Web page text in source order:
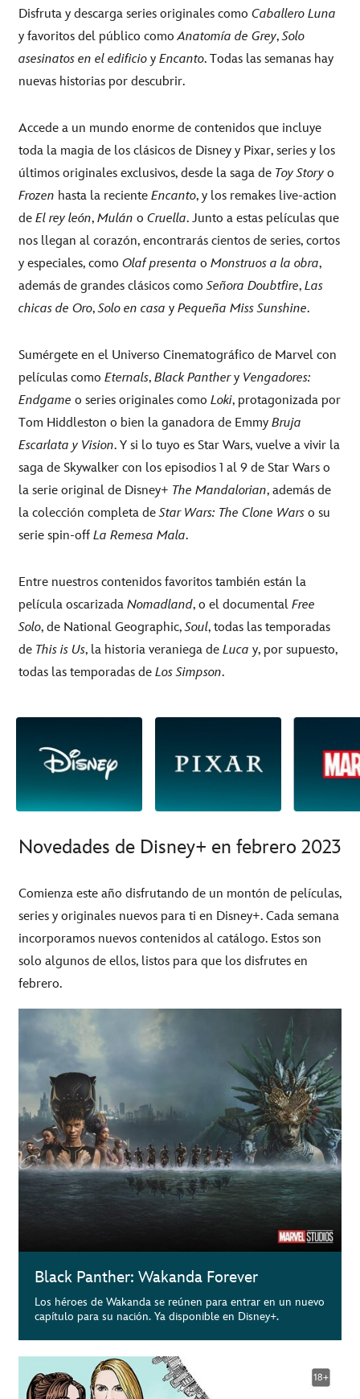
Disfruta y descarga series originales como Caballero Luna
y favoritos del público comoAnatomía de Grey,Solo
asesinatos en el edificio y Encanto. Todas las semanas hay
nuevas historias por descubrir.
Accede a un mundo enorme de contenidos que incluye
toda la magia de los clásicos de Disney y Pixar, series y los
últimos originales exclusivos, desde la saga de Toy Story o
Frozen hasta la reciente Encanto, y los remakes live-action
de El rey león, Mulán o Cruella. Junto a estas películas que
nos llegan al corazón, encontrarás cientos de series, cortos
y especiales, como Olaf presenta o Monstruos a la obra,
además de grandes clásicos comoSeñora Doubtfire, Las
chicas de Oro,Solo en casa y Pequeña Miss Sunshine.
Sumérgete en el Universo Cinematográfico de Marvel con
películas como Eternals, Black Panthery Vengadores:
Endgame o series originales como Loki, protagonizada por
Tom Hiddleston o bien la ganadora de Emmy Bruja
Escarlata y Vision. Y si lo tuyo es Star Wars, vuelve a vivir la
saga de Skywalker con los episodios 1 al 9 de Star Wars o
la serie original de Disney+ The Mandalorian, además de
la colección completa deStar Wars: The Clone Wars o su
serie spin-off La Remesa Mala.
Entre nuestros contenidos favoritos también están la
película oscarizada Nomadland, o el documental Free
Solo, de National Geographic,Soul, todas las temporadas
de This is Us, la historia veraniega de Luca y, por supuesto,
todas las temporadas de Los Simpson.
Novedades de Disney+ en febrero 2023
Comienza este año disfrutando de un montón de películas,
series y originales nuevos para ti en Disney+. Cada semana
incorporamos nuevos contenidos al catálogo. Estos son
solo algunos de ellos, listos para que los disfrutes en
febrero.
Black Panther: Wakanda Forever
Los héroes de Wakanda se reúnen para entrar en un nuevo
capítulo para su nación. Ya disponible en Disney+.